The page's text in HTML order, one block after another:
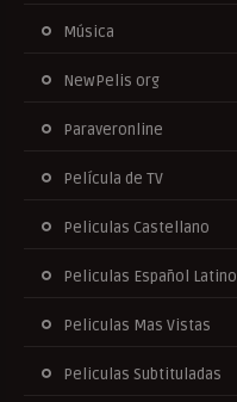
Música
NewPelis org
Paraveronline
Película de TV
Peliculas Castellano
Peliculas Español Latino
Peliculas Mas Vistas
Peliculas Subtituladas